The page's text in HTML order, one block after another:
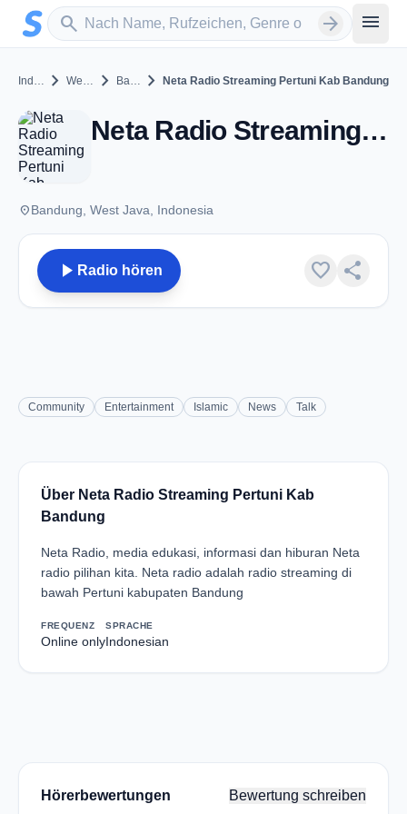
Zum Hauptinhalt springen
search
Sender suchen arrow_forward menu
Indonesia chevron_right West Java chevron_right Bandung chevron_right Neta Radio Streaming Pertuni Kab Bandung
Neta Radio Streaming Pertuni Kab Bandung - Bandung
placeBandung, West Java, Indonesia
play_arrow Radio hören favorite share
Community Entertainment Islamic News Talk
Über Neta Radio Streaming Pertuni Kab
Bandung
Neta Radio, media edukasi, informasi dan hiburan Neta
radio pilihan kita. Neta radio adalah radio streaming di
bawah Pertuni kabupaten Bandung
FREQUENZ
Online only
SPRACHE
Indonesian
Hörerbewertungen Bewertung schreiben